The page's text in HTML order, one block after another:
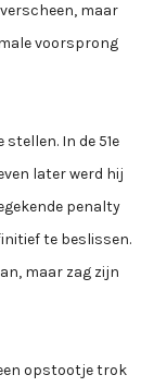
maar
voorsprong
In de 51e
later werd hij
penalty
te beslissen.
maar zag zijn
opstootje trok